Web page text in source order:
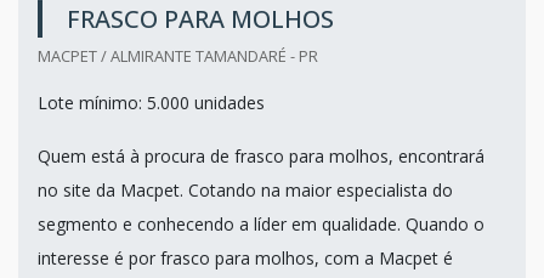
FRASCO PARA MOLHOS
MACPET / ALMIRANTE TAMANDARÉ - PR
Lote mínimo: 5.000 unidades
Quem está à procura de frasco para molhos, encontrará
no site da Macpet. Cotando na maior especialista do
segmento e conhecendo a líder em qualidade. Quando o
interesse é por frasco para molhos, com a Macpet é